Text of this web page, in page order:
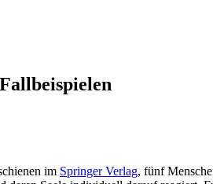
im Springer Verlag, fünf